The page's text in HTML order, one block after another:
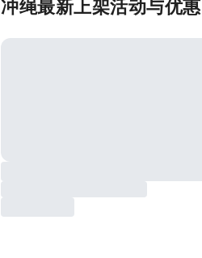
冲绳最新上架活动与优惠